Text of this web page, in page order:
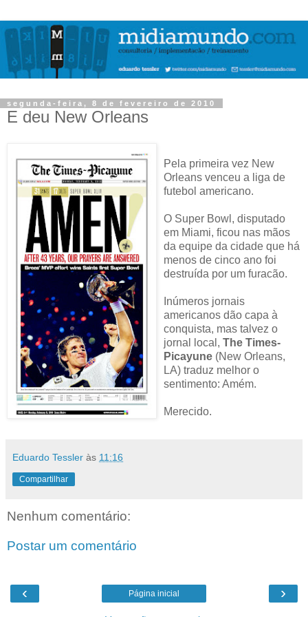
segunda-feira, 8 de fevereiro de 2010
E deu New Orleans
Pela primeira vez New
Orleans venceu a liga de
futebol americano.
O Super Bowl, disputado
em Miami, ficou nas mãos
da equipe da cidade que há
menos de cinco ano foi
destruída por um furacão.
Inúmeros jornais
americanos dão capa à
conquista, mas talvez o
jornal local, The Times-
Picayune (New Orleans,
LA) traduz melhor o
sentimento: Amém.
Merecido.
Eduardo Tessler às 11:16
Compartilhar
Nenhum comentário:
Postar um comentário
‹ ›
Página inicial